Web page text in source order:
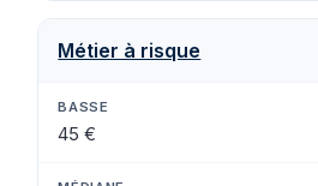
Métier à risque
45 €